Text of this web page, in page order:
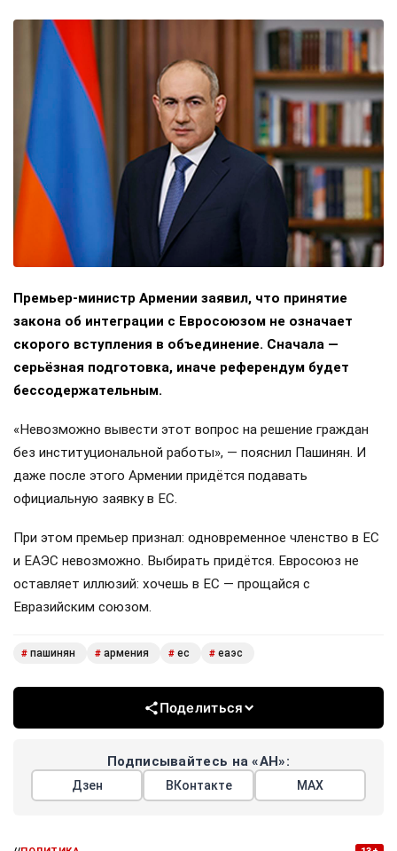
Премьер-министр Армении заявил, что принятие
закона об интеграции с Евросоюзом не означает
скорого вступления в объединение. Сначала —
серьёзная подготовка, иначе референдум будет
бессодержательным.
«Невозможно вывести этот вопрос на решение граждан
без институциональной работы», — пояснил Пашинян. И
даже после этого Армении придётся подавать
официальную заявку в ЕС.
При этом премьер признал: одновременное членство в ЕС
и ЕАЭС невозможно. Выбирать придётся. Евросоюз не
оставляет иллюзий: хочешь в ЕС — прощайся с
Евразийским союзом.
# пашинян # армения # ес # еаэс
Поделиться
Подписывайтесь на «АН»:
Дзен ВКонтакте МАХ